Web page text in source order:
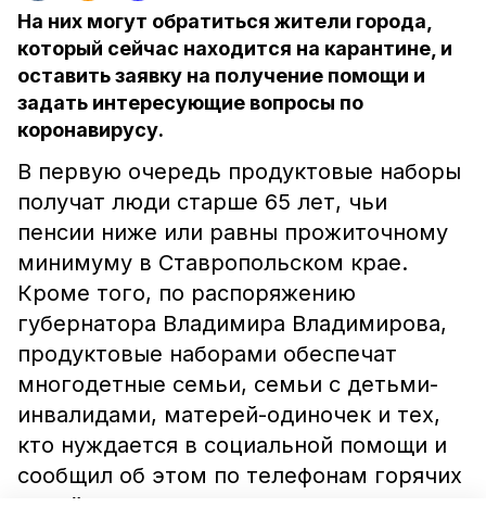
На них могут обратиться жители города,
который сейчас находится на карантине, и
оставить заявку на получение помощи и
задать интересующие вопросы по
коронавирусу.
В первую очередь продуктовые наборы
получат люди старше 65 лет, чьи
пенсии ниже или равны прожиточному
минимуму в Ставропольском крае.
Кроме того, по распоряжению
губернатора Владимира Владимирова,
продуктовые наборами обеспечат
многодетные семьи, семьи с детьми-
инвалидами, матерей-одиночек и тех,
кто нуждается в социальной помощи и
сообщил об этом по телефонам горячих